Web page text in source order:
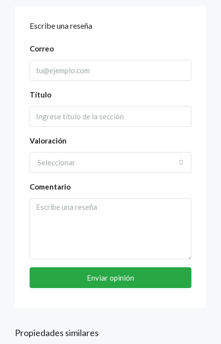
Escribe una reseña
Correo
Título
Valoración
Seleccionar
Comentario
Enviar opinión
Propiedades similares